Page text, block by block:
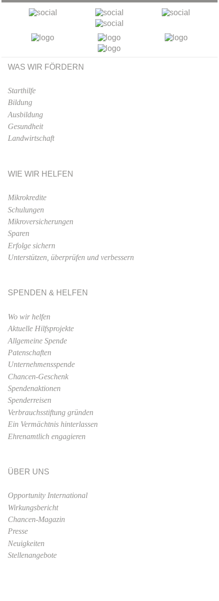
WAS WIR FÖRDERN
Starthilfe
Bildung
Ausbildung
Gesundheit
Landwirtschaft
WIE WIR HELFEN
Mikrokredite
Schulungen
Mikroversicherungen
Sparen
Erfolge sichern
Unterstützen, überprüfen und verbessern
SPENDEN & HELFEN
Wo wir helfen
Aktuelle Hilfsprojekte
Allgemeine Spende
Patenschaften
Unternehmensspende
Chancen-Geschenk
Spendenaktionen
Spenderreisen
Verbrauchsstiftung gründen
Ein Vermächtnis hinterlassen
Ehrenamtlich engagieren
ÜBER UNS
Opportunity International
Wirkungsbericht
Chancen-Magazin
Presse
Neuigkeiten
Stellenangebote